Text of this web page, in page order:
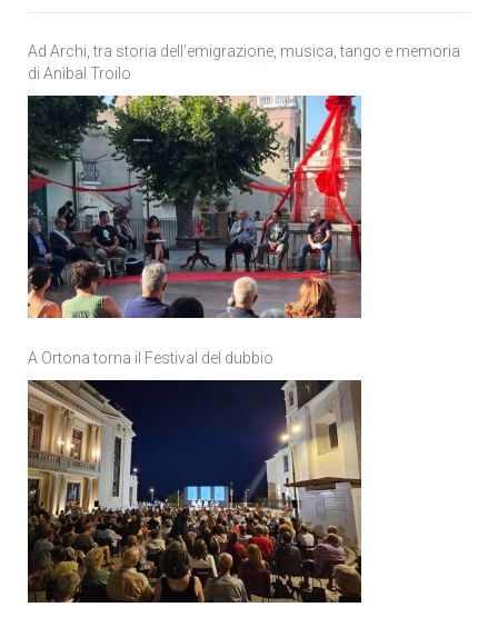
Ad Archi, tra storia dell’emigrazione, musica, tango e memoria
di Anìbal Troilo
A Ortona torna il Festival del dubbio